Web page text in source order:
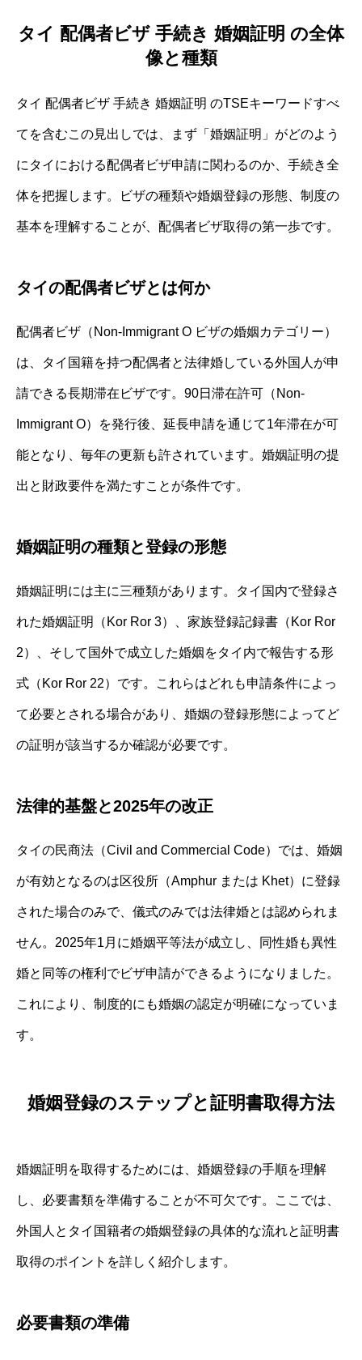
タイ 配偶者ビザ 手続き 婚姻証明 の全体
像と種類
タイ 配偶者ビザ 手続き 婚姻証明 のTSEキーワードすべ
てを含むこの見出しでは、まず「婚姻証明」がどのよう
にタイにおける配偶者ビザ申請に関わるのか、手続き全
体を把握します。ビザの種類や婚姻登録の形態、制度の
基本を理解することが、配偶者ビザ取得の第一歩です。
タイの配偶者ビザとは何か
配偶者ビザ（Non-Immigrant O ビザの婚姻カテゴリー）
は、タイ国籍を持つ配偶者と法律婚している外国人が申
請できる長期滞在ビザです。90日滞在許可（Non-
Immigrant O）を発行後、延長申請を通じて1年滞在が可
能となり、毎年の更新も許されています。婚姻証明の提
出と財政要件を満たすことが条件です。
婚姻証明の種類と登録の形態
婚姻証明には主に三種類があります。タイ国内で登録さ
れた婚姻証明（Kor Ror 3）、家族登録記録書（Kor Ror
2）、そして国外で成立した婚姻をタイ内で報告する形
式（Kor Ror 22）です。これらはどれも申請条件によっ
て必要とされる場合があり、婚姻の登録形態によってど
の証明が該当するか確認が必要です。
法律的基盤と2025年の改正
タイの民商法（Civil and Commercial Code）では、婚姻
が有効となるのは区役所（Amphur または Khet）に登録
された場合のみで、儀式のみでは法律婚とは認められま
せん。2025年1月に婚姻平等法が成立し、同性婚も異性
婚と同等の権利でビザ申請ができるようになりました。
これにより、制度的にも婚姻の認定が明確になっていま
す。
婚姻登録のステップと証明書取得方法
婚姻証明を取得するためには、婚姻登録の手順を理解
し、必要書類を準備することが不可欠です。ここでは、
外国人とタイ国籍者の婚姻登録の具体的な流れと証明書
取得のポイントを詳しく紹介します。
必要書類の準備